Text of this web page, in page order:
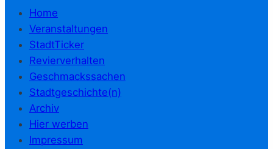
Home
Veranstaltungen
StadtTicker
Revierverhalten
Geschmackssachen
Stadtgeschichte(n)
Archiv
Hier werben
Impressum